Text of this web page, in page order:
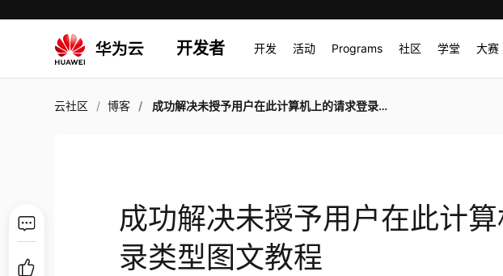
开发者 开发 活动 Programs 社区 学堂 大赛
云社区 博客 成功解决未授予用户在此计算机上的请求登录类型图文教程
成功解决未授予用户在此计
录类型图文教程